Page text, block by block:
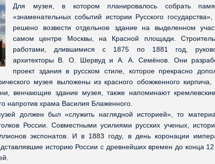
Для музея, в котором планировалось собрать
«знаменательных событий истории Русского
решено возвести отдельное здание на выделенном
самом центре Москвы, на Красной площади.
работами, длившимися с 1875 по 1881 год,
архитекторы В. О. Шервуд и А. А. Семёнов. Они
проект здания в русском стиле, которое прекрасно
музея выложены из красного обожженного кирпича,
венчающие здание музея, также напоминают
напротив храма Василия Блаженного.
должен был «служить наглядной историей», то
России. Совместными усилиями русских ученых,
экспонатов. И в 1883 году, в день коронации
историю России с древнейших времен до конца 12